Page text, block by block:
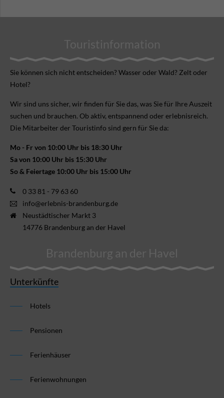
Touristinformation
Sie können sich nicht ent­scheiden? Wasser oder Wald? Zelt oder
Hotel?
Wir sind uns sicher, wir finden für Sie das, was Sie für Ihre Aus­zeit
suchen und brauchen. Ob aktiv, ent­spannend oder erlebnis­reich.
Die Mitarbeiter der Touristinfo sind gern für Sie da:
Mo - Fr von 10:00 Uhr bis 18:30 Uhr
Sa von 10:00 Uhr bis 15:30 Uhr
So & Feiertage 10:00 Uhr bis 15:00 Uhr
0 33 81 - 79 63 60
info@erlebnis-brandenburg.de
Neustädtischer Markt 3
14776 Brandenburg an der Havel
Brandenburg an der Havel
Unterkünfte
Hotels
Pensionen
Ferienhäuser
Ferienwohnungen